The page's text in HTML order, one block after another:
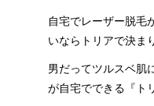
自宅でレーザー脱毛
いならトリアで決ま
男だってツルスベ肌
が自宅でできる『ト